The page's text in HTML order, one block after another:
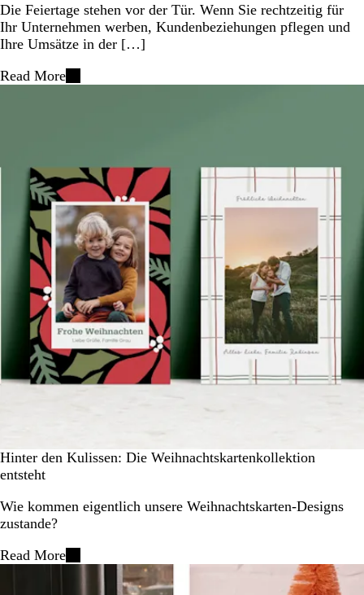
Die Feiertage stehen vor der Tür. Wenn Sie rechtzeitig für
Ihr Unternehmen werben, Kundenbeziehungen pflegen und
Ihre Umsätze in der […]
Read More
Hinter den Kulissen: Die Weihnachtskartenkollektion
entsteht
Wie kommen eigentlich unsere Weihnachtskarten-Designs
zustande?
Read More